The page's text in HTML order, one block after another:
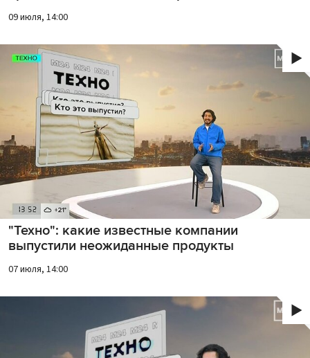
09 июля, 14:00
"Техно": какие известные компании
выпустили неожиданные продукты
07 июля, 14:00